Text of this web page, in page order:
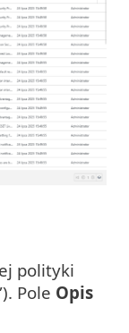
polityki
Pole Opis